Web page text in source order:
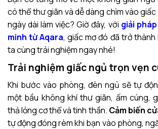
có thể thư giãn và dễ dàng chìm vào
ngày dài làm việc? Giờ đây, với giải
minh từ Aqara, giấc mơ đó đã trở
ta cùng trải nghiệm ngay nhé!
Trải nghiệm giấc ngủ trọn vẹn
Khi bước vào phòng, đèn ngủ sẽ tự
một bầu không khí thư giãn, ấm cúng,
thả lỏng cơ thể và tinh thần. Cảm biến
tự động đóng rèm khi bạn vào phòng,